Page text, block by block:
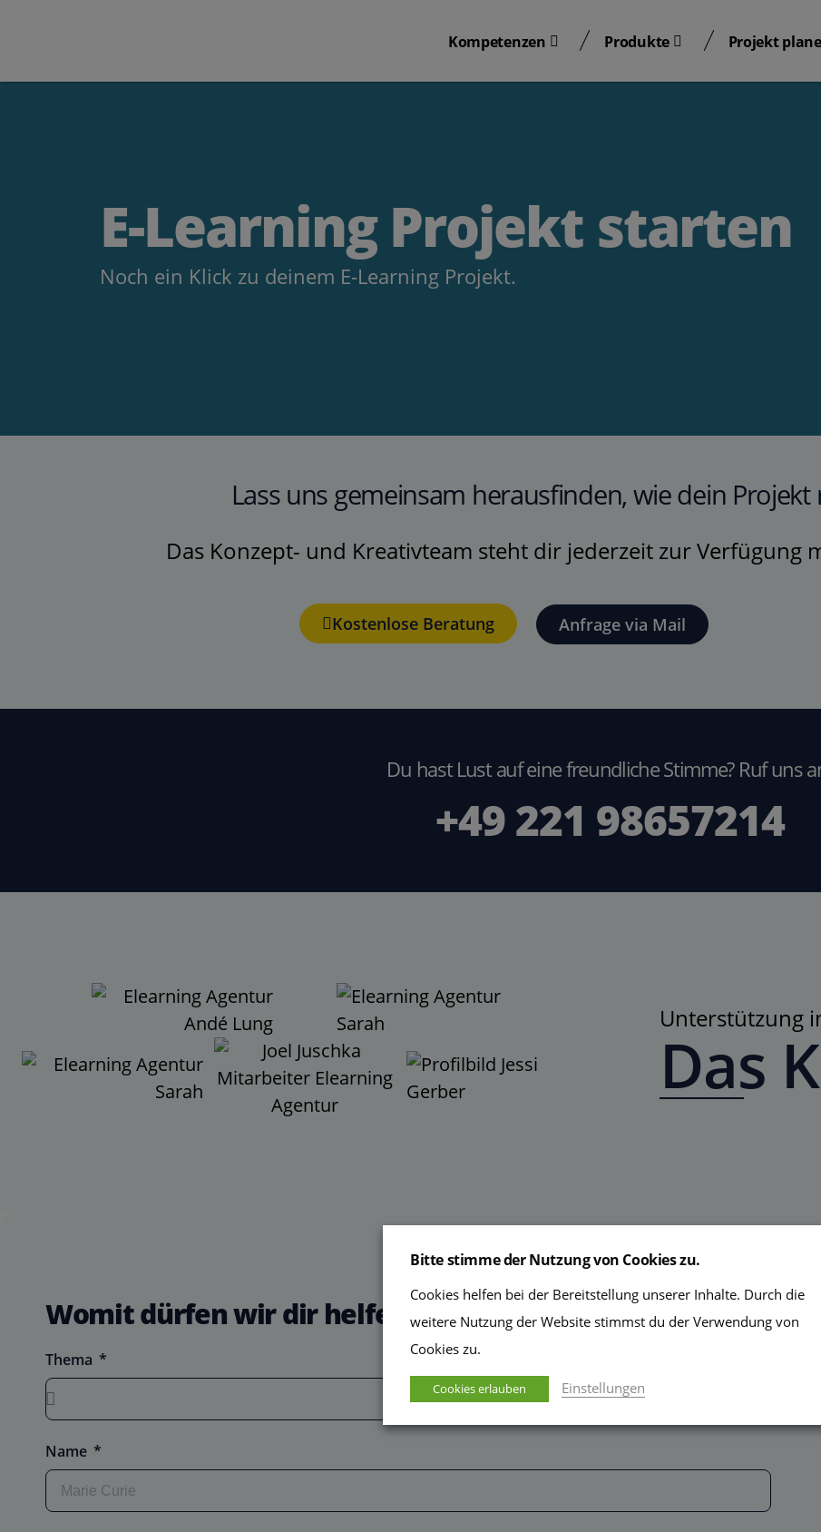
Kompetenzen
Produkte
Projekt
E-Learning Projekt starten
Noch ein Klick zu deinem E-Learning Projekt.
Lass uns gemeinsam herausfinden, wie dein
Das Konzept- und Kreativteam steht dir jederzeit zur Verfügung
Kostenlose Beratung Anfrage via Mail
Du hast Lust auf eine freundliche Stimme? Ruf uns
+49 221 98657214
Unterstützung
Das
Womit dürfen wir dir helfen?
Thema
Name
Bitte stimme der Nutzung von Cookies zu.
Cookies helfen bei der Bereitstellung unserer Inhalte. Durch die
weitere Nutzung der Website stimmst du der Verwendung von
Cookies zu.
Cookies erlauben Einstellungen